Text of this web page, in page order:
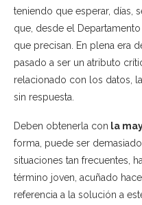
teniendo que esperar, días,
que, desde el
que precisan. En plena era
pasado a ser un atributo
relacionado con los datos,
sin respuesta.
Deben obtenerla con la
forma, puede ser
situaciones tan frecuentes,
término joven, acuñado
referencia a la solución a